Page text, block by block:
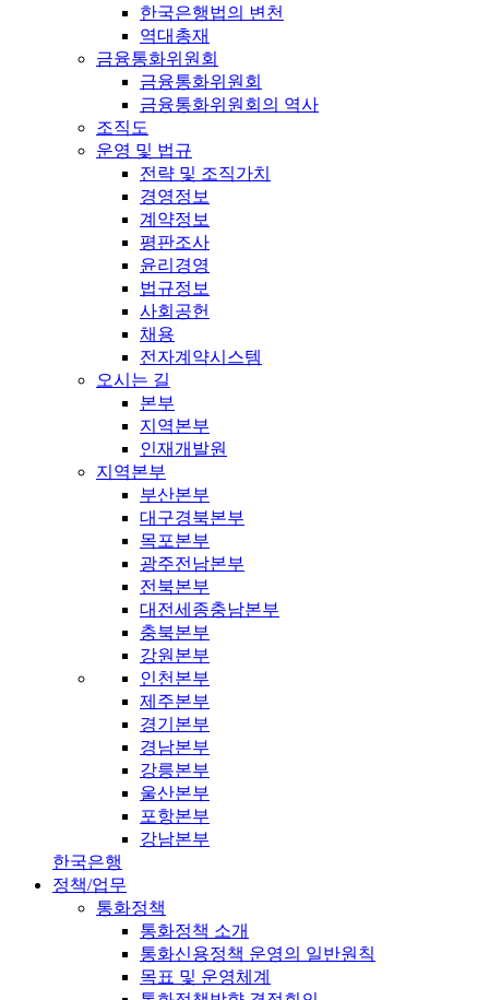
한국은행법의 변천
역대총재
금융통화위원회
금융통화위원회
금융통화위원회의 역사
조직도
운영 및 법규
전략 및 조직가치
경영정보
계약정보
평판조사
윤리경영
법규정보
사회공헌
채용
전자계약시스템
오시는 길
본부
지역본부
인재개발원
지역본부
부산본부
대구경북본부
목포본부
광주전남본부
전북본부
대전세종충남본부
충북본부
강원본부
인천본부
제주본부
경기본부
경남본부
강릉본부
울산본부
포항본부
강남본부
한국은행
정책/업무
통화정책
통화정책 소개
통화신용정책 운영의 일반원칙
목표 및 운영체계